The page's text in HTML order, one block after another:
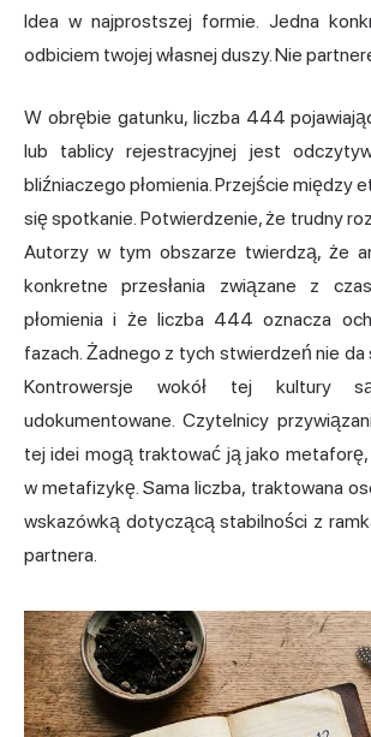
Idea w najprostszej formie. Jedna
odbiciem twojej własnej duszy. Nie
W obrębie gatunku, liczba 444
lub tablicy rejestracyjnej jest
bliźniaczego płomienia. Przejście między
się spotkanie. Potwierdzenie, że trudny
Autorzy w tym obszarze twierdzą, że
konkretne przesłania związane z
płomienia i że liczba 444 oznacza
fazach. Żadnego z tych stwierdzeń nie
Kontrowersje wokół tej kultury
udokumentowane. Czytelnicy
tej idei mogą traktować ją jako metaforę,
w metafizykę. Sama liczba, traktowana
wskazówką dotyczącą stabilności z
partnera.